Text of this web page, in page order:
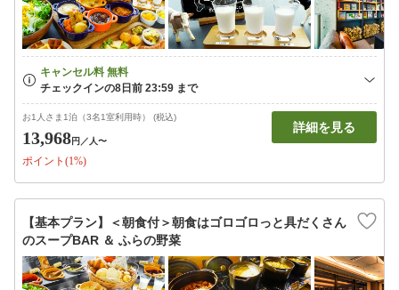
お1人さま1泊（3名1室利用時） (税込)
13,968円 ／人〜
ポイント(1%)
詳細を見る
【基本プラン】＜朝食付＞朝食はゴロゴロっと具だくさん
のスープBAR ＆ ふらの野菜